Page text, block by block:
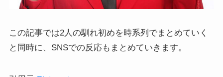
この記事では2人の馴れ初めを時系列でまとめていく
と同時に、SNSでの反応もまとめていきます。